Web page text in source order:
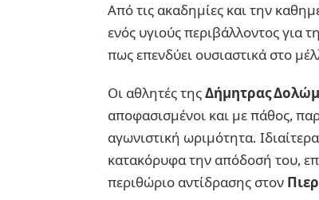
Από τις ακαδημίες και την
ενός υγιούς περιβάλλοντος για
πως επενδύει ουσιαστικά στο
Οι αθλητές τηςΔήμητρας
αποφασισμένοι και με πάθος,
αγωνιστική ωριμότητα.
κατακόρυφα την απόδοσή του,
περιθώριο αντίδρασης στον